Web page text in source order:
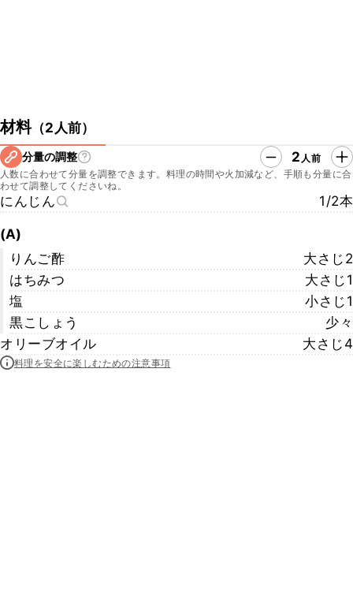
材料（2人前）
分量の調整 2 人前
人数に合わせて分量を調整できます。料理の時間や火加減など、手順も分量に合
わせて調整してくださいね。
にんじん 1/2本
(A)
りんご酢
大さじ2
はちみつ
大さじ1
塩
小さじ1
黒こしょう
少々
オリーブオイル
大さじ4
料理を安全に楽しむための注意事項